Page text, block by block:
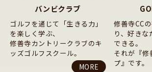
バンビクラブ
ゴルフを通じて「生きる力」
を楽しく学ぶ、
修善寺カントリークラブのキ
ッズゴルフスクール。
MORE
修善寺CC
り、好き
できる。
それが『修
プ』です。